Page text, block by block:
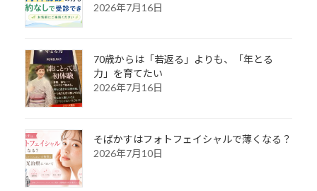
2026年7月16日
70歳からは「若返る」よりも、「年とる
力」を育てたい
2026年7月16日
そばかすはフォトフェイシャルで薄くなる？
2026年7月10日